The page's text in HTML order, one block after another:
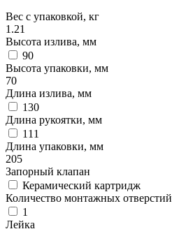
Вес с упаковкой, кг
1.21
Высота излива, мм
90
Высота упаковки, мм
70
Длина излива, мм
130
Длина рукоятки, мм
111
Длина упаковки, мм
205
Запорный клапан
Керамический картридж
Количество монтажных отверстий
1
Лейка